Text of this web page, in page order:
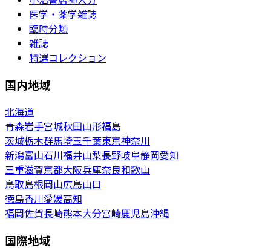
医学・薬学雑誌
臨時分類
雑誌
特選コレクション
国内地域
北海道
青森岩手宮城秋田山形福島
茨城栃木群馬埼玉千葉東京神奈川
新潟富山石川福井山梨長野岐阜静岡愛知
三重滋賀京都大阪兵庫奈良和歌山
鳥取島根岡山広島山口
徳島香川愛媛高知
福岡佐賀長崎熊本大分宮崎鹿児島沖縄
国際地域